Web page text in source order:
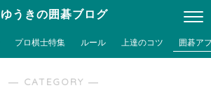
ゆうきの囲碁ブログ
プロ棋士特集 ルール 上達のコツ 囲碁ア
― CATEGORY ―